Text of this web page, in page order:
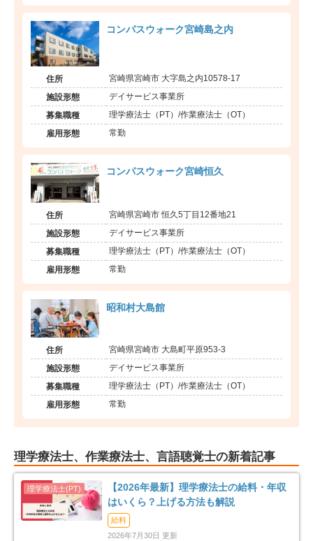
コンパスウォーク宮崎島之内
住所 宮崎県宮崎市 大字島之内10578-17
施設形態 デイサービス事業所
募集職種 理学療法士（PT）/作業療法士（OT）
雇用形態 常勤
コンパスウォーク宮崎恒久
住所 宮崎県宮崎市 恒久5丁目12番地21
施設形態 デイサービス事業所
募集職種 理学療法士（PT）/作業療法士（OT）
雇用形態 常勤
昭和村大島館
住所 宮崎県宮崎市 大島町平原953-3
施設形態 デイサービス事業所
募集職種 理学療法士（PT）/作業療法士（OT）
雇用形態 常勤
理学療法士、作業療法士、言語聴覚士の新着記事
【2026年最新】理学療法士の給料・年収
はいくら？上げる方法も解説
給料
2026年7月30日 更新